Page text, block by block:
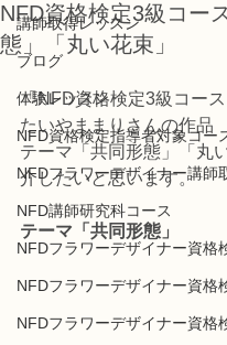
講師取得レッスン
ブログ
体験レッスン
NFD資格検定指導者対象コー
NFDフラワーデザイナー講師
NFD講師研究科コース
NFDフラワーデザイナー資格
NFDフラワーデザイナー資格
NFDフラワーデザイナー資格
NFD資格検定3級コー
態」「丸い花束」
「NFD資格検定3級コー
たいやままりさんの作品
テーマ「共同形態」「丸
介したいと思います。
テーマ「共同形態」